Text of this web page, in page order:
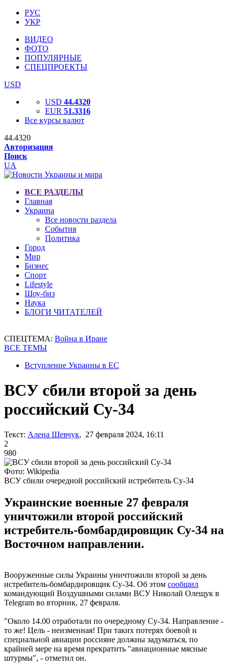
РУС
УКР
ВИДЕО
ФОТО
ПОПУЛЯРНЫЕ
СПЕЦПРОЕКТЫ
USD
USD 44.4320
EUR 51.3316
Все курсы валют
44.4320
Авторизация
Поиск
UA
ВСЕ РАЗДЕЛЫ
Главная
Украина
Все новости раздела
События
Политика
Город
Мир
Бизнес
Спорт
Lifestyle
Шоу-биз
Наука
БЛОГИ ЧИТАТЕЛЕЙ
СПЕЦТЕМА: Война в Иране
ВСЕ ТЕМЫ
Вступление Украины в ЕС
ВСУ сбили второй за день
российский Су-34
Текст: Алена Шевчук, 27 февраля 2024, 16:11
2
980
Фото: Wikipedia
ВСУ сбили очередной российский истребитель Су-34
Украинские военные 27 февраля
уничтожили второй российский
истребитель-бомбардировщик Су-34 на
Восточном направлении.
Вооруженные силы Украины уничтожили второй за день
истребитель-бомбардировщик Су-34. Об этом сообщил
командующий Воздушными силами ВСУ Николай Олещук в
Telegram во вторник, 27 февраля.
"Около 14.00 отработали по очередному Су-34. Направление -
то же! Цель - неизменная! При таких потерях боевой и
специальной авиации россияне должны задуматься, по
крайней мере на время прекратить "авиационные мясные
штурмы", - отметил он.